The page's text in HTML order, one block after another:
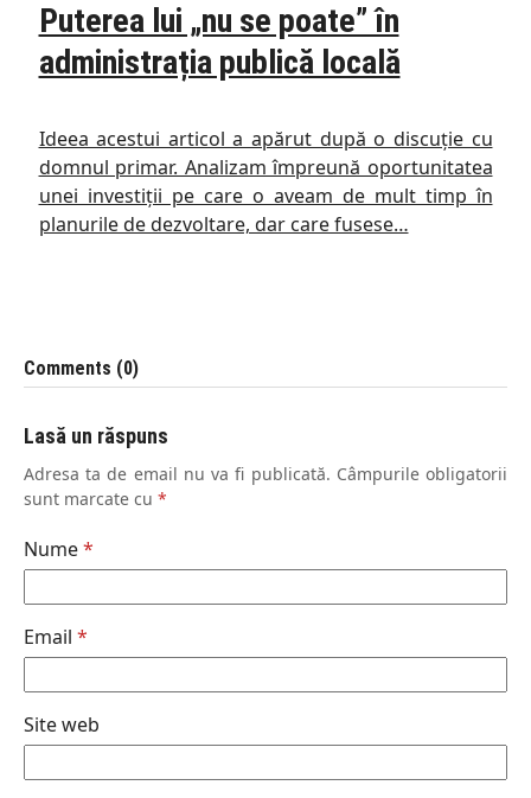
Puterea lui „nu se poate” în
administrația publică locală
Ideea acestui articol a apărut după o discuție cu
domnul primar. Analizam împreună oportunitatea
unei investiții pe care o aveam de mult timp în
planurile de dezvoltare, dar care fusese…
Comments (0)
Lasă un răspuns
Adresa ta de email nu va fi publicată. Câmpurile obligatorii
sunt marcate cu *
Nume*
Email *
Site web